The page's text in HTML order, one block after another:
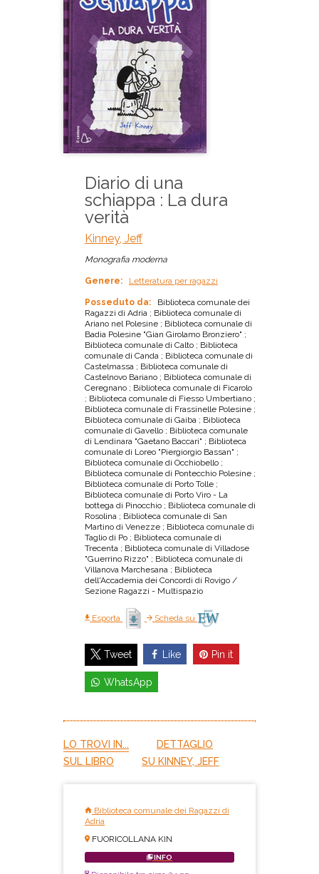
Diario di una
schiappa : La dura
verità
Kinney, Jeff
Monografia moderna
Genere: Letteratura per ragazzi
Posseduto da:
Biblioteca comunale dei
Ragazzi di Adria ; Biblioteca comunale di
Ariano nel Polesine ; Biblioteca comunale di
Badia Polesine "Gian Girolamo Bronziero" ;
Biblioteca comunale di Calto ; Biblioteca
comunale di Canda ; Biblioteca comunale di
Castelmassa ; Biblioteca comunale di
Castelnovo Bariano ; Biblioteca comunale di
Ceregnano ; Biblioteca comunale di Ficarolo
; Biblioteca comunale di Fiesso Umbertiano ;
Biblioteca comunale di Frassinelle Polesine ;
Biblioteca comunale di Gaiba ; Biblioteca
comunale di Gavello ; Biblioteca comunale
di Lendinara "Gaetano Baccari" ; Biblioteca
comunale di Loreo "Piergiorgio Bassan" ;
Biblioteca comunale di Occhiobello ;
Biblioteca comunale di Pontecchio Polesine ;
Biblioteca comunale di Porto Tolle ;
Biblioteca comunale di Porto Viro - La
bottega di Pinocchio ; Biblioteca comunale di
Rosolina ; Biblioteca comunale di San
Martino di Venezze ; Biblioteca comunale di
Taglio di Po ; Biblioteca comunale di
Trecenta ; Biblioteca comunale di Villadose
"Guerrino Rizzo" ; Biblioteca comunale di
Villanova Marchesana ; Biblioteca
dell'Accademia dei Concordi di Rovigo /
Sezione Ragazzi - Multispazio
Esporta Scheda su
Tweet Like Pin it
WhatsApp
LO TROVI IN...
DETTAGLIO
SUL LIBRO
SU KINNEY, JEFF
Biblioteca comunale dei Ragazzi di
Adria
FUORICOLLANA KIN
INFO